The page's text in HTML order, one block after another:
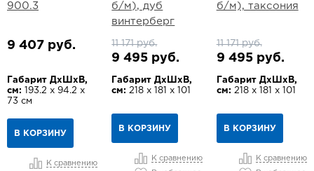
900.3
9 407 руб.
Габарит ДхШхВ,
см: 193.2 х 94.2 х
73 см
В КОРЗИНУ
К сравнению
б/м), дуб
винтерберг
11 171 руб.
9 495 руб.
Габарит ДхШхВ,
см: 218 х 181 х 101
В КОРЗИНУ
К сравнению
б/м), таксония
11 171 руб.
9 495 руб.
Габарит ДхШхВ,
см: 218 х 181 х 101
В КОРЗИНУ
К сравнению